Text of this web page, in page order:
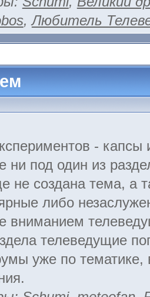
,Любитель
- капсы
ни под один из
не создана тема, а
либо
вниманием
телеведущие
уже по тематике,